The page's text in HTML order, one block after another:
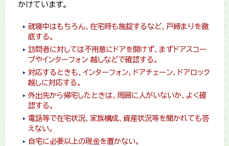
かけています。
就寝中はもちろん、在宅時も施錠するなど、戸締まりを徹
底する。
訪問者に対しては不用意にドアを開けず、まずドアスコー
プやインターフォン 越しなどで確認する。
対応するときも、インターフォン、ドアチェーン、ドアロック
越しに対応する。
外出先から帰宅したときは、周囲に人がいないか、よく確
認する。
電話等で在宅状況、家族構成、資産状況等を聞かれても答
えない。
自宅に必要以上の現金を置かない。